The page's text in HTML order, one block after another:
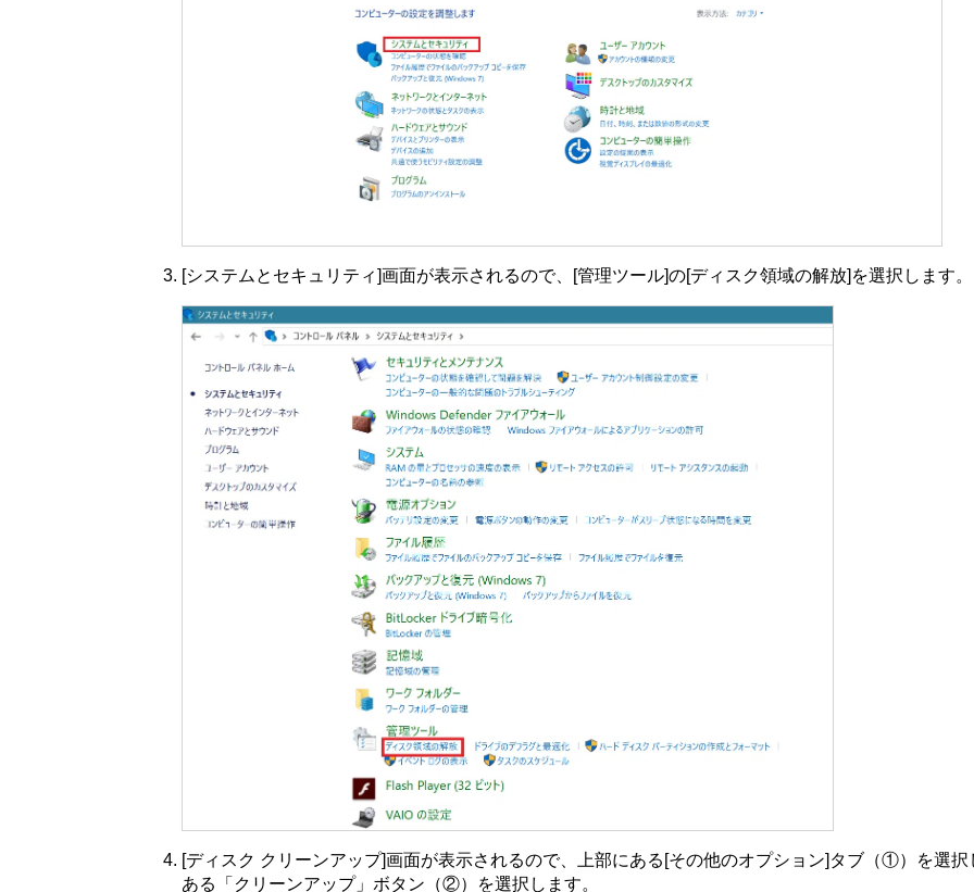
[システムとセキュリティ]画面が表示されるので、[管理ツール]の[ディスク領域の解放]を選択します。
[ディスク クリーンアップ]画面が表示されるので、上部にある[その他のオプション]タブ（①）を選
ある「クリーンアップ」ボタン（②）を選択します。